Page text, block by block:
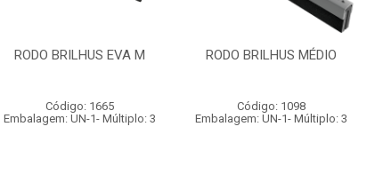
RODO BRILHUS EVA M
Código: 1665
Embalagem: UN-1- Múltiplo: 3
RODO BRILHUS MÉDIO
Código: 1098
Embalagem: UN-1- Múltiplo: 3